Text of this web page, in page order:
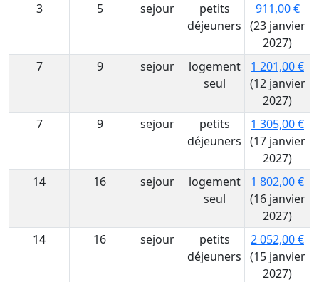
3
5 sejour
petits
déjeuners
911,00 €
(23 janvier
2027)
7
9 sejour
logement
seul
1 201,00 €
(12 janvier
2027)
7
9 sejour
petits
déjeuners
1 305,00 €
(17 janvier
2027)
14
16 sejour
logement
seul
1 802,00 €
(16 janvier
2027)
14
16 sejour
petits
déjeuners
2 052,00 €
(15 janvier
2027)